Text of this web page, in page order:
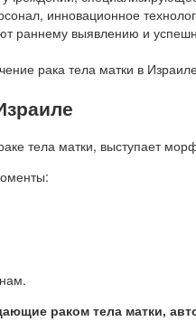
инновационное
раннему выявлению и
тела матки, выступает
раком тела матки,